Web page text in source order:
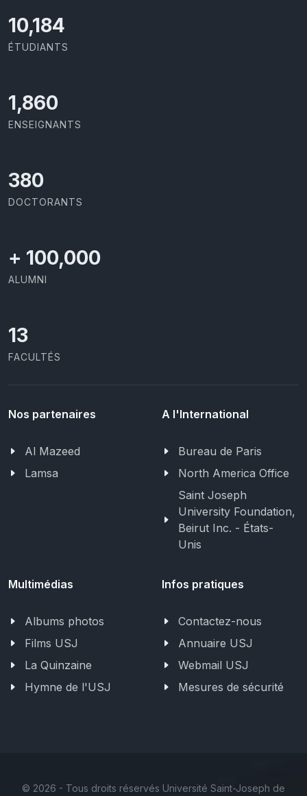
11,110
ÉTUDIANTS
2,029
ENSEIGNANTS
414
DOCTORANTS
+ 100,000
ALUMNI
13
FACULTÉS
Nos partenaires
Al Mazeed
Lamsa
A l'International
Bureau de Paris
North America Office
Saint Joseph
University Foundation,
Beirut Inc. - États-
Unis
Multimédias
Albums photos
Films USJ
La Quinzaine
Hymne de l'USJ
Infos pratiques
Contactez-nous
Annuaire USJ
Webmail USJ
Mesures de sécurité
© 2026 - Tous droits réservés Université Saint-Joseph de